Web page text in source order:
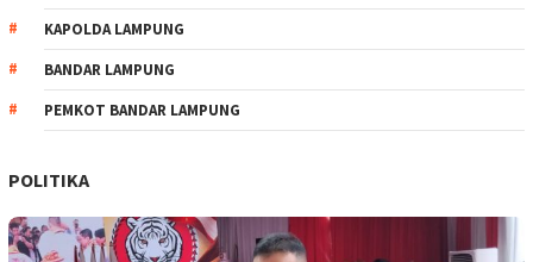
KAPOLDA LAMPUNG
BANDAR LAMPUNG
PEMKOT BANDAR LAMPUNG
POLITIKA